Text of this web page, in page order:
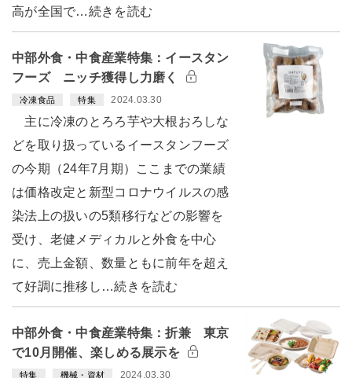
高が全国で…続きを読む
中部外食・中食産業特集：イースタン
フーズ ニッチ獲得し力磨く
冷凍食品 特集 2024.03.30
主に冷凍のとろろ芋や大根おろしな
どを取り扱っているイースタンフーズ
の今期（24年7月期）ここまでの業績
は価格改定と新型コロナウイルスの感
染法上の扱いの5類移行などの影響を
受け、老健メディカルと外食を中心
に、売上金額、数量ともに前年を超え
て好調に推移し…続きを読む
中部外食・中食産業特集：折兼 東京
で10月開催、楽しめる展示を
特集 機械・資材 2024.03.30